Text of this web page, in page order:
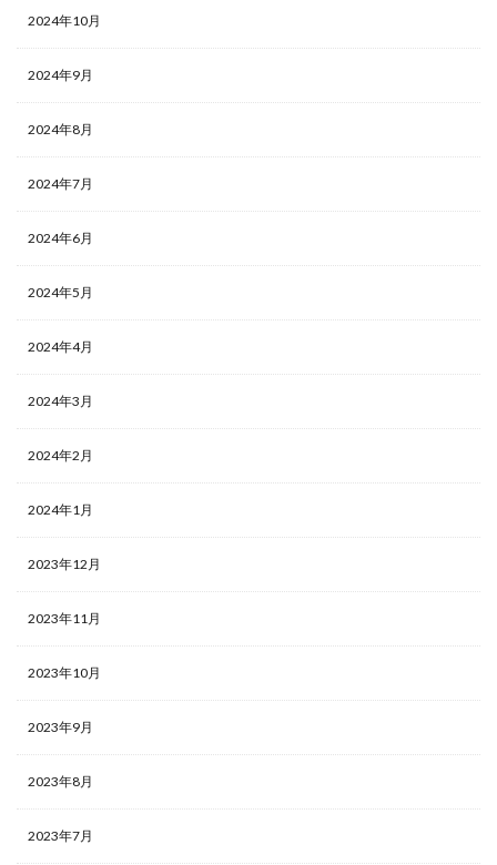
2024年10月
2024年9月
2024年8月
2024年7月
2024年6月
2024年5月
2024年4月
2024年3月
2024年2月
2024年1月
2023年12月
2023年11月
2023年10月
2023年9月
2023年8月
2023年7月